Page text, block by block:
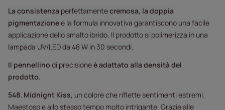
La consistenza perfettamentecremosa, la doppia
pigmentazionee la formula innovativa garantiscono una facile
applicazione dello smalto ibrido. Il prodotto si polimerizza in una
lampada UV/LED da 48 W in 30 secondi.
Il pennellino di precisioneè adattato alla densità del
prodotto.
548. Midnight Kiss, un colore che riflette sentimenti estremi.
Maestoso e allo stesso tempo molto intrigante. Grazie alle